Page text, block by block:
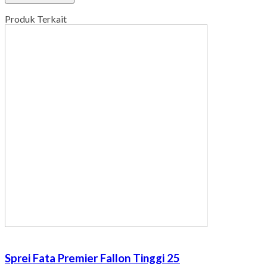
Produk Terkait
Sprei Fata Premier Fallon Tinggi 25